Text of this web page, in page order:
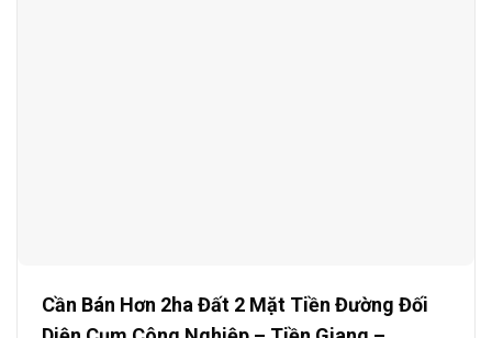
Cần Bán Hơn 2ha Đất 2 Mặt Tiền Đường Đối